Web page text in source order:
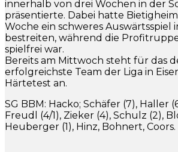
innerhalb von drei Wochen in der
präsentierte. Dabei hatte
Woche ein schweres Auswärtsspiel
bestreiten, während die
spielfrei war.
Bereits am Mittwoch steht für das
erfolgreichste Team der Liga in
Härtetest an.
SG BBM: Hacko; Schäfer (7), Haller
Freudl (4/1), Zieker (4), Schulz (2),
Heuberger (1), Hinz, Bohnert, Coors.